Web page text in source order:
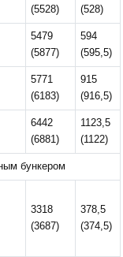
(5528)
(528)
5479
(5877)
594
(595,5)
5771
(6183)
915
(916,5)
6442
(6881)
1123,5
(1122)
бункером
3318
(3687)
378,5
(374,5)